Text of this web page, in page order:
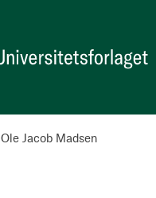
Ole Jacob Madsen